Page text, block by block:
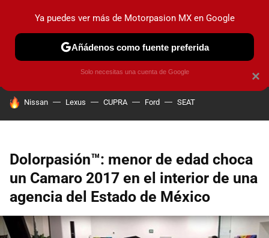
PRUEBAS INDUSTRIA HOY NO CIRCULA
HOY SE HABLA DE
Nissan Lexus CUPRA Ford SEAT
Dolorpasión™: menor de edad choca
un Camaro 2017 en el interior de una
agencia del Estado de México
×
Ya puedes ver más de Motorpasion MX en Google
Añádenos como fuente preferida
Solo necesitas una cuenta de Google